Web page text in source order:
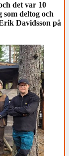
det var 10
deltog och
Davidsson på